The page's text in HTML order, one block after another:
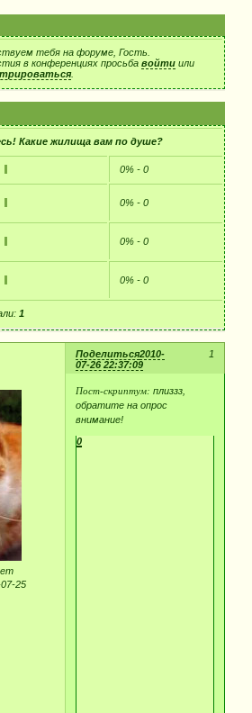
тебя на форуме, Гость.
в конференциях просьба войти или
.
Какие жилища вам по душе?
0% - 0
0% - 0
0% - 0
0% - 0
1
Поделиться 1
2010-
07-26 22:37:09
25
Пост-скриптум: плиззз,
обратите на опрос
внимание!
0